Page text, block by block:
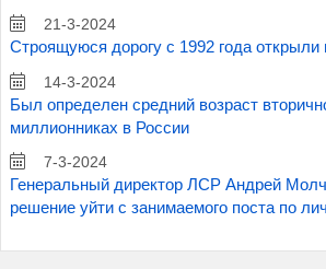
21-3-2024
Строящуюся дорогу с 1992 года
14-3-2024
Был определен средний возраст
миллионниках в России
7-3-2024
Генеральный директор ЛСР Андрей
решение уйти с занимаемого поста по